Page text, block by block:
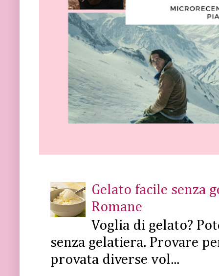
Gelato facile senza
Romane
Voglia di gelato?
senza gelatiera. Provare
provata diverse vol...